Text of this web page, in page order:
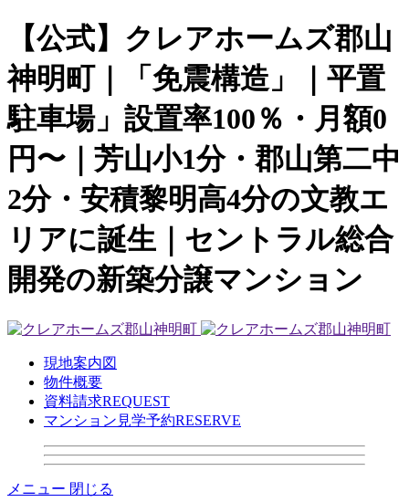
【公式】クレアホームズ郡山
神明町｜「免震構造」｜平置
駐車場」設置率100％・月額0
円〜｜芳山小1分・郡山第二中
2分・安積黎明高4分の文教エ
リアに誕生｜セントラル総合
開発の新築分譲マンション
現地案内図
物件概要
資料請求REQUEST
マンション見学予約RESERVE
メニュー 閉じる